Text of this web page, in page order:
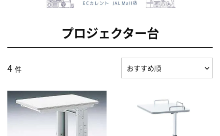
プロジェクター台
4 件